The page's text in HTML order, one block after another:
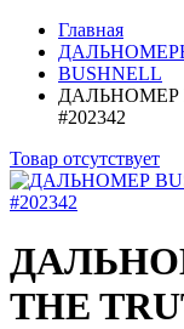
Главная
BUSHNELL
ДАЛЬНОМЕР
#202342
Товар отсутствует
THE